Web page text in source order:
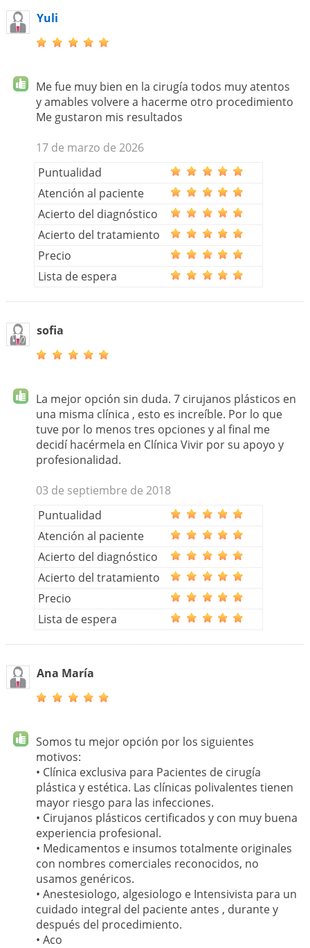
Yuli
Me fue muy bien en la cirugía todos muy atentos
y amables volvere a hacerme otro procedimiento
Me gustaron mis resultados
17 de marzo de 2026
Puntualidad
Atención al paciente
Acierto del diagnóstico
Acierto del tratamiento
Precio
Lista de espera
sofia
La mejor opción sin duda. 7 cirujanos plásticos en
una misma clínica , esto es increíble. Por lo que
tuve por lo menos tres opciones y al final me
decidí hacérmela en Clínica Vivir por su apoyo y
profesionalidad.
03 de septiembre de 2018
Puntualidad
Atención al paciente
Acierto del diagnóstico
Acierto del tratamiento
Precio
Lista de espera
Ana María
Somos tu mejor opción por los siguientes
motivos:
• Clínica exclusiva para Pacientes de cirugía
plástica y estética. Las clínicas polivalentes tienen
mayor riesgo para las infecciones.
• Cirujanos plásticos certificados y con muy buena
experiencia profesional.
• Medicamentos e insumos totalmente originales
con nombres comerciales reconocidos, no
usamos genéricos.
• Anestesiologo, algesiologo e Intensivista para un
cuidado integral del paciente antes , durante y
después del procedimiento.
• Aco